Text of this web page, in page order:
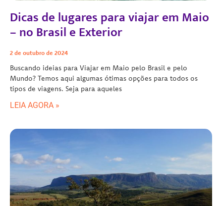
Dicas de lugares para viajar em Maio
– no Brasil e Exterior
2 de outubro de 2024
Buscando ideias para Viajar em Maio pelo Brasil e pelo
Mundo? Temos aqui algumas ótimas opções para todos os
tipos de viagens. Seja para aqueles
LEIA AGORA »